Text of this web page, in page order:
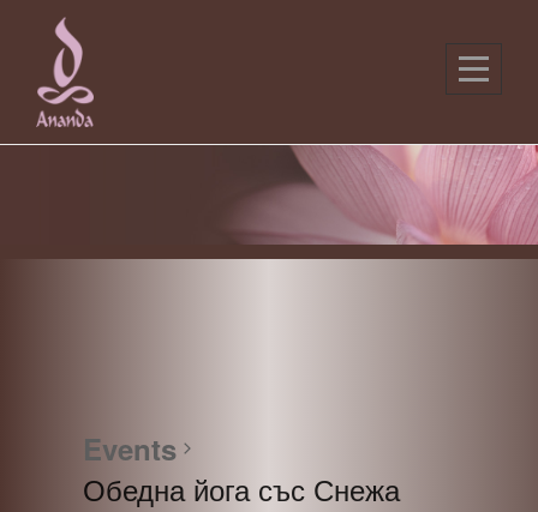
content
Events
Обедна йога със Снежа